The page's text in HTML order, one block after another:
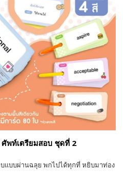
พท์เตรียมสอบ ชุดที่ 2
แบบผ่านฉลุย พกไปได้ทุกที่ หยิบมาท่อง